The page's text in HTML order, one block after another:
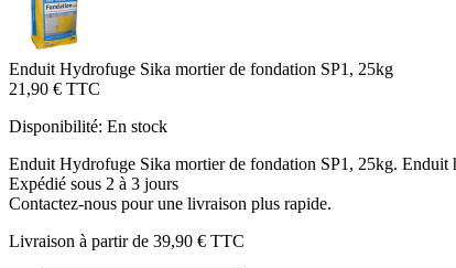
Enduit Hydrofuge Sika mortier de fondation SP1, 25kg
21,90 € TTC
Disponibilité: En stock
Enduit Hydrofuge Sika mortier de fondation SP1, 25kg. Enduit
Expédié sous 2 à 3 jours
Contactez-nous pour une livraison plus rapide.
Livraison à partir de 39,90 € TTC